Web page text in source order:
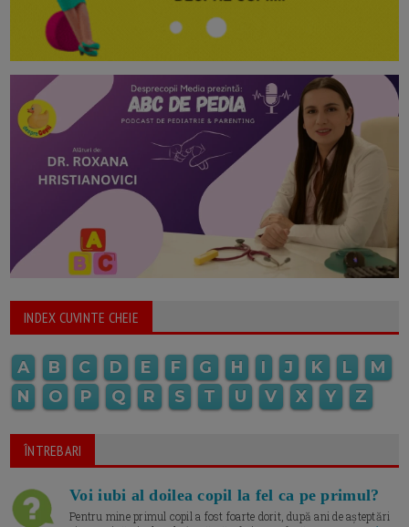
INDEX CUVINTE CHEIE
A B C D E F G H I J K L
M
N
O P Q R S T U V X Y Z
ÎNTREBARI
Voi iubi al doilea copil la fel ca pe primul?
Pentru mine primul copil a fost foarte dorit, după ani de așteptări